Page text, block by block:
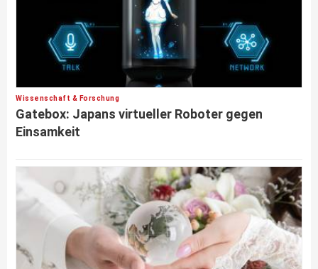
Wissenschaft & Forschung
Gatebox: Japans virtueller Roboter gegen
Einsamkeit